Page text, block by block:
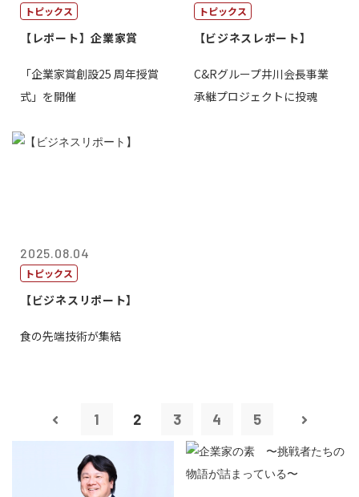
トピックス
【レポート】企業家賞
「企業家賞創設25 周年授賞
式」を開催
トピックス
【ビジネスレポート】
C&Rグループ井川会長事業
承継プロジェクトに投魂
2025.08.04
トピックス
【ビジネスリポート】
食の先端技術が集結
1 2 3 4 5